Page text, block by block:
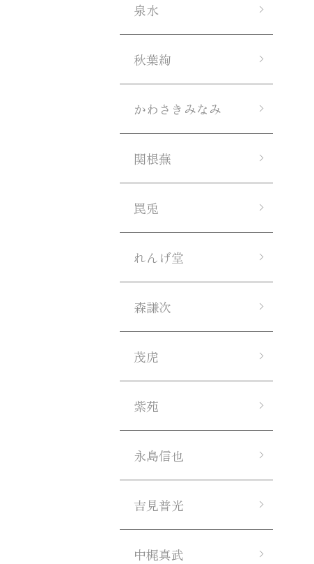
泉水
秋葉絢
かわさきみなみ
関根蕪
罠兎
れんげ堂
森謙次
茂虎
紫苑
永島信也
吉見普光
中梶真武